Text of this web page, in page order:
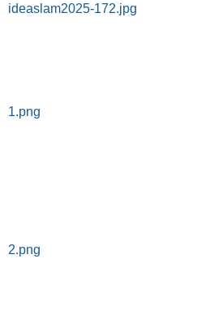
ideaslam2025-172.jpg
1.png
2.png